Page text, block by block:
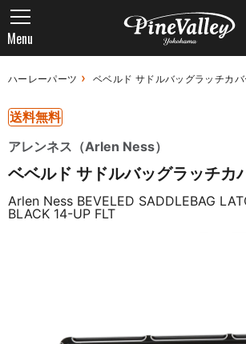
Menu
ハーレーパーツ ベベルド サドルバッグラッチカバ
送料無料
アレンネス（Arlen Ness）
ベベルド サドルバッグラッチカ
Arlen Ness BEVELED SADDLEBAG
BLACK 14-UP FLT